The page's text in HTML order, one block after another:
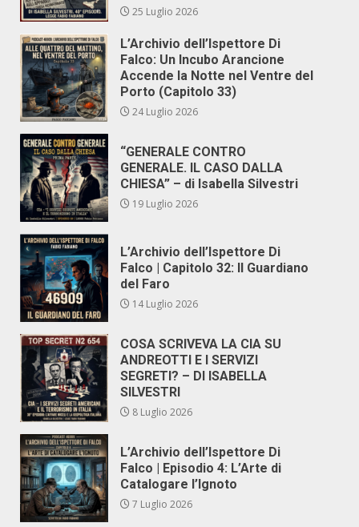
25 Luglio 2026
L’Archivio dell’Ispettore Di
Falco: Un Incubo Arancione
Accende la Notte nel Ventre del
Porto (Capitolo 33)
24 Luglio 2026
“GENERALE CONTRO
GENERALE. IL CASO DALLA
CHIESA” – di Isabella Silvestri
19 Luglio 2026
L’Archivio dell’Ispettore Di
Falco | Capitolo 32: Il Guardiano
del Faro
14 Luglio 2026
COSA SCRIVEVA LA CIA SU
ANDREOTTI E I SERVIZI
SEGRETI? – DI ISABELLA
SILVESTRI
8 Luglio 2026
L’Archivio dell’Ispettore Di
Falco | Episodio 4: L’Arte di
Catalogare l’Ignoto
7 Luglio 2026